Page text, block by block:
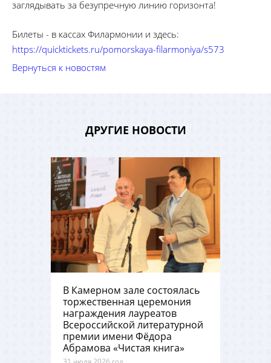
заглядывать за безупречную линию горизонта!
Билеты - в кассах Филармонии и здесь:
https://quicktickets.ru/pomorskaya-filarmoniya/s573
Вернуться к новостям
ДРУГИЕ НОВОСТИ
В Камерном зале состоялась
торжественная церемония
награждения лауреатов
Всероссийской литературной
премии имени Фёдора
Абрамова «Чистая книга»